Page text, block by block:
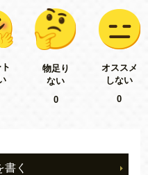
物足り
ない
0
オススメ
しない
0
書く